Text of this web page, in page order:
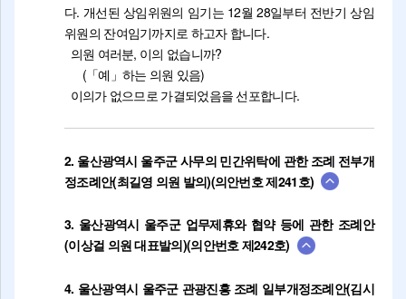
다. 개선된 상임위원의 임기는 12월 28일부터 전반기 상임
위원의 잔여임기까지로 하고자 합니다.
의원 여러분, 이의 없습니까?
(「예」하는 의원 있음)
이의가 없으므로 가결되었음을 선포합니다.
2. 울산광역시 울주군 사무의 민간위탁에 관한 조례 전부개
정조례안(최길영 의원 발의)(의안번호 제241호)
3. 울산광역시 울주군 업무제휴와 협약 등에 관한 조례안
(이상걸 의원 대표발의)(의안번호 제242호)
4. 울산광역시 울주군 관광진흥 조례 일부개정조례안(김시